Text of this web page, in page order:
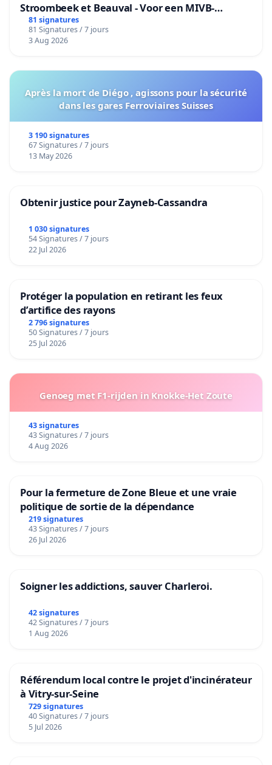
Stroombeek et Beauval - Voor een MIVB-
bediening van de wijken Strombeek en Het
Voor
81 signatures
81 Signatures / 7 jours
3 Aug 2026
Après la mort de Diégo , agissons pour la sécurité
dans les gares Ferroviaires Suisses
3 190 signatures
67 Signatures / 7 jours
13 May 2026
Obtenir justice pour Zayneb-Cassandra
1 030 signatures
54 Signatures / 7 jours
22 Jul 2026
Protéger la population en retirant les feux
d’artifice des rayons
2 796 signatures
50 Signatures / 7 jours
25 Jul 2026
Genoeg met F1-rijden in Knokke-Het Zoute
43 signatures
43 Signatures / 7 jours
4 Aug 2026
Pour la fermeture de Zone Bleue et une vraie
politique de sortie de la dépendance
219 signatures
43 Signatures / 7 jours
26 Jul 2026
Soigner les addictions, sauver Charleroi.
42 signatures
42 Signatures / 7 jours
1 Aug 2026
Référendum local contre le projet d'incinérateur
à Vitry-sur-Seine
729 signatures
40 Signatures / 7 jours
5 Jul 2026